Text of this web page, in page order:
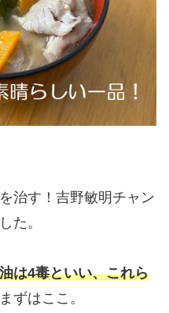
治す！吉野敏明チャン
た。
は4毒といい、これら
ずはここ。